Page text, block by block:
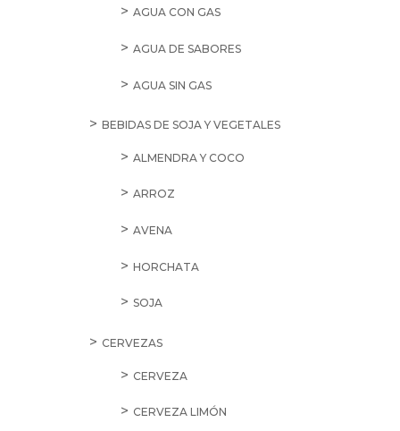
AGUA CON GAS
AGUA DE SABORES
AGUA SIN GAS
BEBIDAS DE SOJA Y VEGETALES
ALMENDRA Y COCO
ARROZ
AVENA
HORCHATA
SOJA
CERVEZAS
CERVEZA
CERVEZA LIMÓN